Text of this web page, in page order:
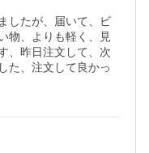
したが、届いて、ビ
物、よりも軽く、見
、昨日注文して、次
た、注文して良かっ